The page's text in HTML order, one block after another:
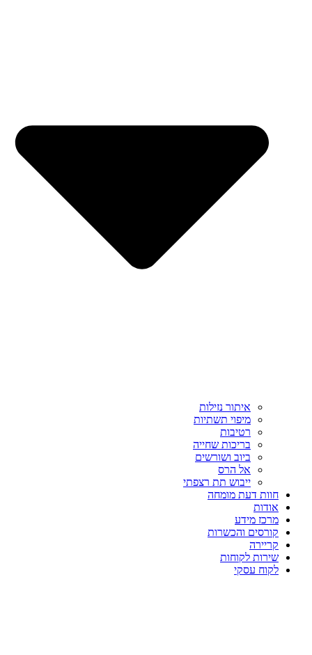
איתור נזילות
מיפוי תשתיות
רטיבות
בריכות שחייה
ביוב ושורשים
אל הרס
ייבוש תת רצפתי
חוות דעת מומחה
אודות
מרכז מידע
קורסים והכשרות
קריירה
שירות לקוחות
לקוח עסקי